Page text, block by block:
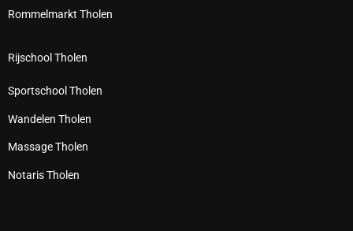
Rommelmarkt Tholen
Rijschool Tholen
Sportschool Tholen
Wandelen Tholen
Massage Tholen
Notaris Tholen